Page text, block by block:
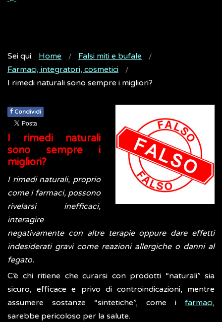
Sei qui: Home
Falsi miti e bufale
Farmaci, integratori, cosmetici
I rimedi naturali sono sempre i migliori?
f Condividi
I rimedi naturali
sono sempre i
migliori?
I rimedi naturali, proprio
come i farmaci, possono
rivelarsi inefficaci,
interagire
negativamente con altre terapie oppure dare effetti
indesiderati gravi come reazioni allergiche o danni al
fegato.
C’è chi ritiene che curarsi con prodotti “naturali” sia
sicuro, efficace e privo di controindicazioni, mentre
assumere sostanze “sintetiche”, come i farmaci,
sarebbe pericoloso per la salute.